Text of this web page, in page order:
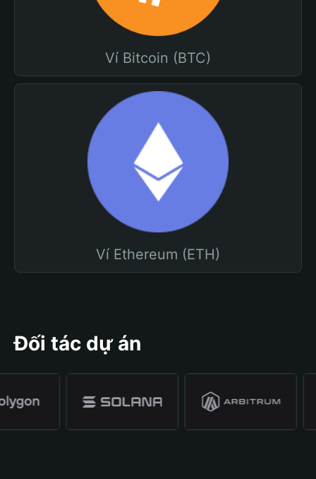
Ví Bitcoin (BTC)
Ví Ethereum (ETH)
Đối tác dự án